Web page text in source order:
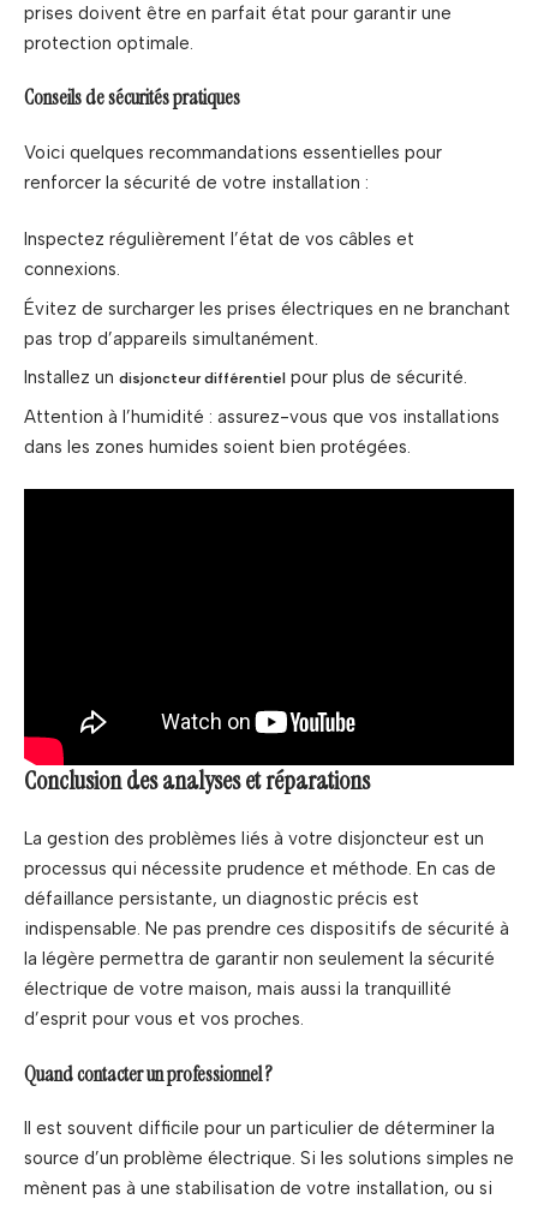
prises doivent être en parfait état pour garantir une
protection optimale.
Conseils de sécurités pratiques
Voici quelques recommandations essentielles pour
renforcer la sécurité de votre installation :
Inspectez régulièrement l’état de vos câbles et
connexions.
Évitez de surcharger les prises électriques en ne branchant
pas trop d’appareils simultanément.
Installez un disjoncteur différentiel pour plus de sécurité.
Attention à l’humidité : assurez-vous que vos installations
dans les zones humides soient bien protégées.
Conclusion des analyses et réparations
La gestion des problèmes liés à votre disjoncteur est un
processus qui nécessite prudence et méthode. En cas de
défaillance persistante, un diagnostic précis est
indispensable. Ne pas prendre ces dispositifs de sécurité à
la légère permettra de garantir non seulement la sécurité
électrique de votre maison, mais aussi la tranquillité
d’esprit pour vous et vos proches.
Quand contacter un professionnel ?
Il est souvent difficile pour un particulier de déterminer la
source d’un problème électrique. Si les solutions simples ne
mènent pas à une stabilisation de votre installation, ou si